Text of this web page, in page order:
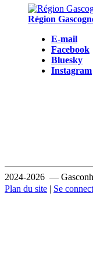
Région
E-mail
Facebook
Bluesky
Instagram
2024-2026 —
Plan du site | Se